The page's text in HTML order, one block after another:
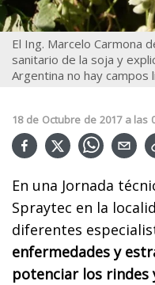
El Ing. Marcelo Carmona
sanitario de la soja y
Argentina no hay
18 de Octubre de 2017 a las
En una Jornada
Spraytec en la
diferentes
enfermedades y
potenciar los rindes